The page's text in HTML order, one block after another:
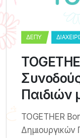
ΔΕΠΥ
Παιδιών
TOGETHER